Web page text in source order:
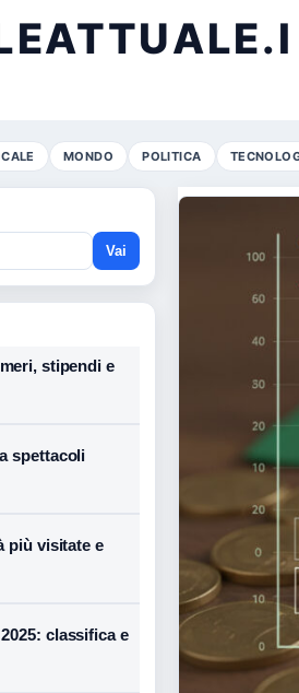
MONDO POLITICA
Vai
stipendi e
spettacoli
più visitate e
classifica e